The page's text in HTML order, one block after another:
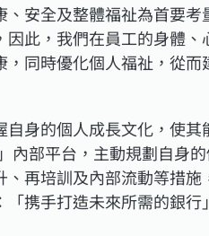
、安全及整體福祉為首要
此，我們在員工的身體
同時優化個人福祉，從
自身的個人成長文化，使
內部平台，主動規劃自身
、再培訓及內部流動等措
携手打造未來所需的銀行